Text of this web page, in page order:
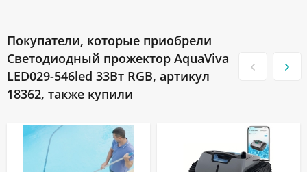
Покупатели, которые приобрели
Светодиодный прожектор AquaViva
LED029-546led 33Вт RGB, артикул
18362, также купили